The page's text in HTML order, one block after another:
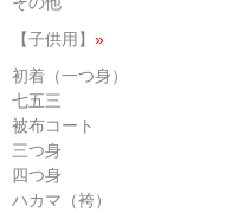
【子供用】 »
初着（一つ身）
七五三
被布コート
三つ身
四つ身
ハカマ（袴）